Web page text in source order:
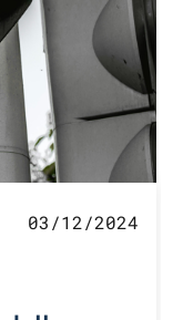
03/12/2024